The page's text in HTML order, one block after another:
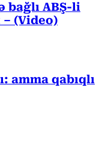
bağlı ABŞ-li
(Video)
amma qabıqlı